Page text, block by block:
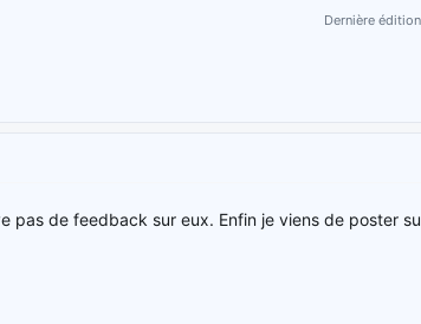
Dernière
pas de feedback sur eux. Enfin je viens de poster